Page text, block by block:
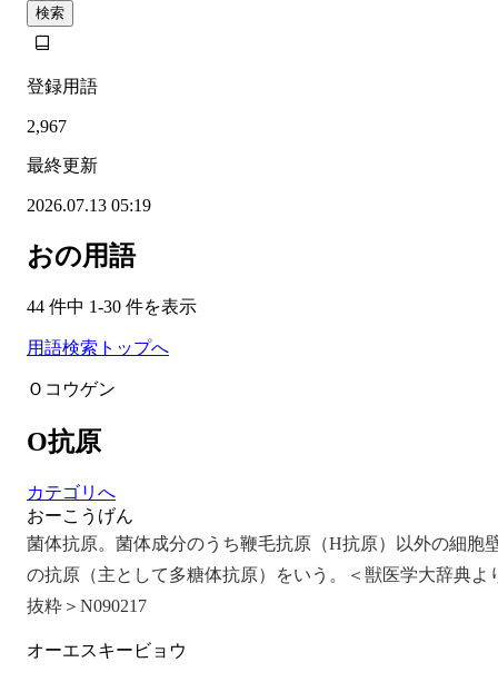
検索
登録用語
2,967
最終更新
2026.07.13 05:19
おの用語
44 件中 1-30 件を表示
用語検索トップへ
Ｏコウゲン
O抗原
カテゴリへ
おーこうげん
菌体抗原。菌体成分のうち鞭毛抗原（H抗原）以外の細胞
の抗原（主として多糖体抗原）をいう。＜獣医学大辞典よ
抜粋＞N090217
オーエスキービョウ